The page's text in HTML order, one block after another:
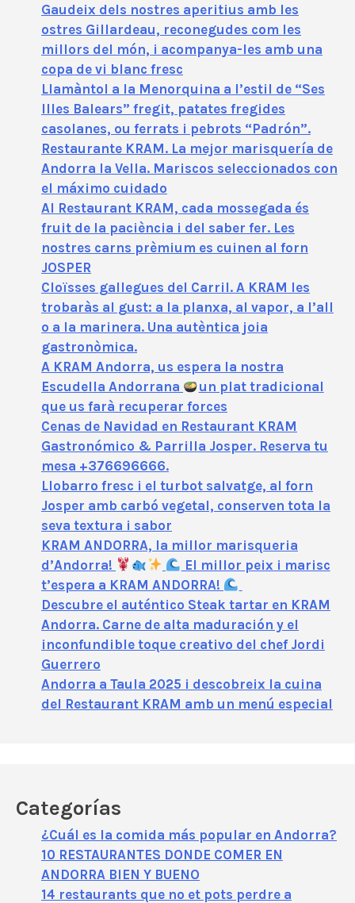
Gaudeix dels nostres aperitius amb les
ostres Gillardeau, reconegudes com les
millors del món, i acompanya-les amb una
copa de vi blanc fresc
Llamàntol a la Menorquina a l’estil de “Ses
Illes Balears” fregit, patates fregides
casolanes, ou ferrats i pebrots “Padrón”.
Restaurante KRAM. La mejor marisquería de
Andorra la Vella. Mariscos seleccionados con
el máximo cuidado
Al Restaurant KRAM, cada mossegada és
fruit de la paciència i del saber fer. Les
nostres carns prèmium es cuinen al forn
JOSPER
Cloïsses gallegues del Carril. A KRAM les
trobaràs al gust: a la planxa, al vapor, a l’all
o a la marinera. Una autèntica joia
gastronòmica.
A KRAM Andorra, us espera la nostra
Escudella Andorrana
un plat tradicional
que us farà recuperar forces
Cenas de Navidad en Restaurant KRAM
Gastronómico & Parrilla Josper. Reserva tu
mesa +376696666.
Llobarro fresc i el turbot salvatge, al forn
Josper amb carbó vegetal, conserven tota la
seva textura i sabor
KRAM ANDORRA, la millor marisqueria
d’Andorra!
El millor peix i marisc
t’espera a KRAM ANDORRA!
Descubre el auténtico Steak tartar en KRAM
Andorra. Carne de alta maduración y el
inconfundible toque creativo del chef Jordi
Guerrero
Andorra a Taula 2025 i descobreix la cuina
del Restaurant KRAM amb un menú especial
Categorías
¿Cuál es la comida más popular en Andorra?
10 RESTAURANTES DONDE COMER EN
ANDORRA BIEN Y BUENO
14 restaurants que no et pots perdre a